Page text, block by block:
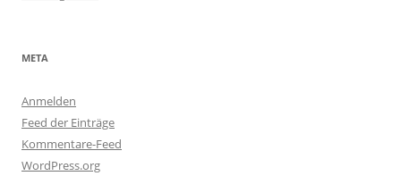
META
Anmelden
Feed der Einträge
Kommentare-Feed
WordPress.org